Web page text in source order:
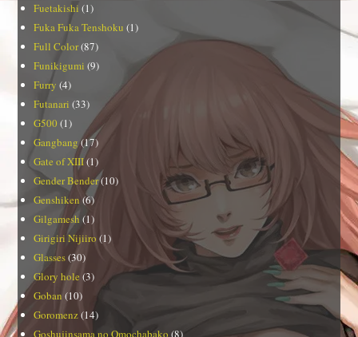
Fuetakishi (1)
Fuka Fuka Tenshoku (1)
Full Color(87)
Funikigumi (9)
Furry (4)
Futanari (33)
G500 (1)
Gangbang(17)
Gate of XIII(1)
Gender Bender(10)
Genshiken (6)
Gilgamesh (1)
Girigiri Nijiiro (1)
Glasses(30)
Glory hole(3)
Goban(10)
Goromenz(14)
Goshujinsama no Omochabako (8)